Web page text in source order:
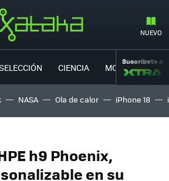
NUEVO
CIENCIA MOVILIDAD
Suscríbete a
NASA Ola de calor iPhone 18
h9 Phoenix,
en su